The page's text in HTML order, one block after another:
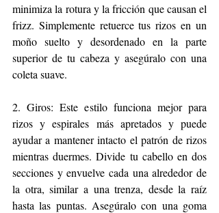
minimiza la rotura y la fricción que causan el
frizz. Simplemente retuerce tus rizos en un
moño suelto y desordenado en la parte
superior de tu cabeza y asegúralo con una
coleta suave.
2. Giros: Este estilo funciona mejor para
rizos y espirales más apretados y puede
ayudar a mantener intacto el patrón de rizos
mientras duermes. Divide tu cabello en dos
secciones y envuelve cada una alrededor de
la otra, similar a una trenza, desde la raíz
hasta las puntas. Asegúralo con una goma